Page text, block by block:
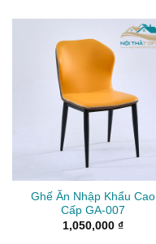
Ghế Ăn Nhập Khẩu Cao
Cấp GA-007
1,050,000 ₫